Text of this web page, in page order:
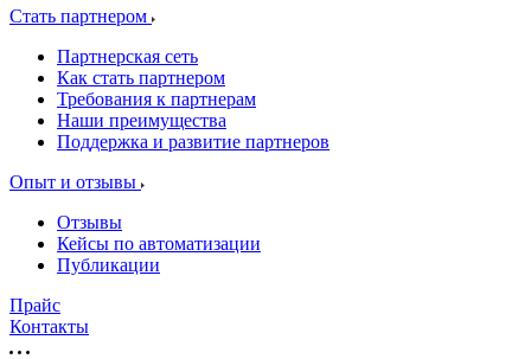
Стать партнером
Партнерская сеть
Как стать партнером
Требования к партнерам
Наши преимущества
Поддержка и развитие партнеров
Опыт и отзывы
Отзывы
Кейсы по автоматизации
Публикации
Прайс
Контакты